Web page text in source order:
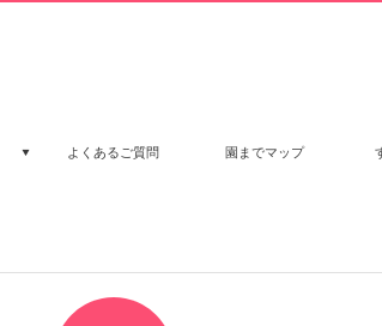
よくあるご質問 園までマップ